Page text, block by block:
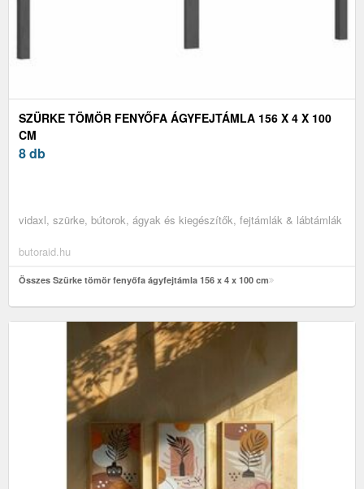
SZÜRKE TÖMÖR FENYŐFA ÁGYFEJTÁMLA 156 X 4 X 100
CM
8 db
vidaxl, szürke, bútorok, ágyak és kiegészítők, fejtámlák & lábtámlák
butoraid.hu
Összes Szürke tömör fenyőfa ágyfejtámla 156 x 4 x 100 cm